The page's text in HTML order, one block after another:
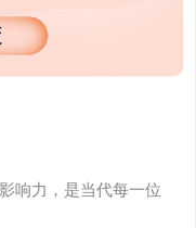
响力，是当代每一位